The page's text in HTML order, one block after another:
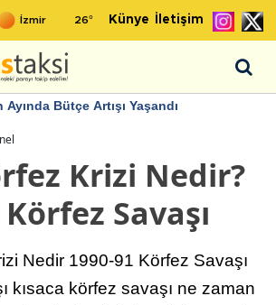
26° Künye İletişim
Ayında Bütçe Artışı Yaşandı
Krizi Nedir?
Savaşı
Nedir 1990-91 Körfez Savaşı
kısaca körfez savaşı ne zaman